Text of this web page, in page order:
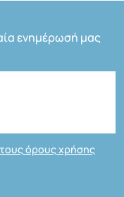
ενημέρωσή μας
όρους χρήσης